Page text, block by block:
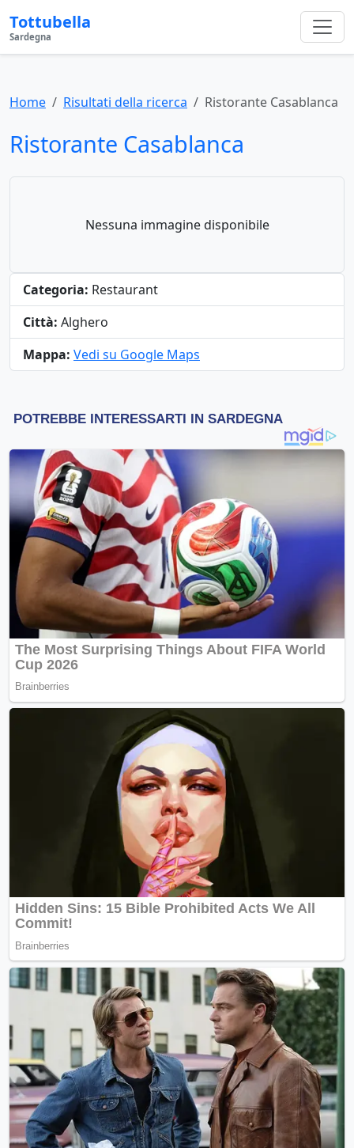
Tottubella
Sardegna
Home Risultati della ricerca Ristorante Casablanca
Ristorante Casablanca
Nessuna immagine disponibile
Categoria: Restaurant
Città: Alghero
Mappa: Vedi su Google Maps